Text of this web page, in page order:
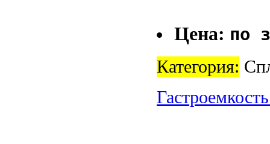
Цена: по
Категория: